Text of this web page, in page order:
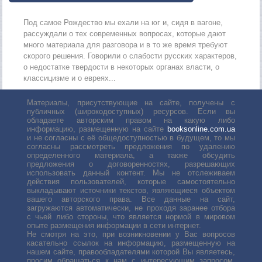
Под самое Рождество мы ехали на юг и, сидя в вагоне,
рассуждали о тех современных вопросах, которые дают
много материала для разговора и в то же время требуют
скорого решения. Говорили о слабости русских характеров,
о недостатке твердости в некоторых органах власти, о
классицизме и о евреях...
Материалы, присутствующие на сайте, получены с
публичных (широкодоступных) ресурсов. Если вы
обладаете авторским правом на какую либо
информацию, размещенную на сайте booksonline.com.ua
и не согласны с её общедоступностью в будущем, то мы
согласны рассмотреть предложения по удалению
определенного материала, а также обсудить
предложения о договоренностях, разрешающих
использовать данный контент. Мы не отслеживаем
действия пользователей, которые самостоятельно
выкладывают источники текстов, являющиеся объектом
вашего авторского права. Все данные на сайт,
загружаются автоматически, не проходя заранее отбора
с чьей либо стороны, что является нормой в мировом
опыте размещения информации в сети интернет.
Не смотря на это, при возникновении у Вас вопросов
касательно ссылок на информацию, размещенную на
нашем сайте, правообладателями которой Вы являетесь,